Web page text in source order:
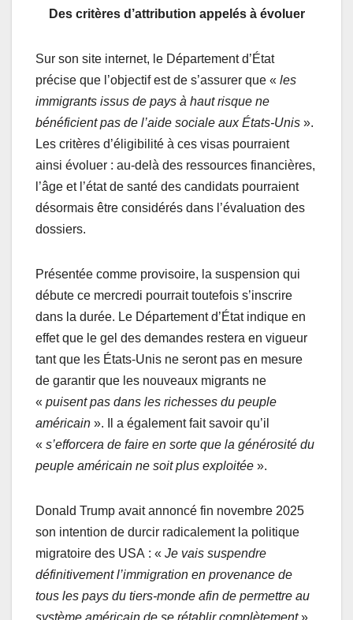
Des critères d’attribution appelés à évoluer
Sur son site internet, le Département d’État
précise que l’objectif est de s’assurer que « les
immigrants issus de pays à haut risque ne
bénéficient pas de l’aide sociale aux États-Unis ».
Les critères d’éligibilité à ces visas pourraient
ainsi évoluer : au-delà des ressources financières,
l’âge et l’état de santé des candidats pourraient
désormais être considérés dans l’évaluation des
dossiers.
Présentée comme provisoire, la suspension qui
débute ce mercredi pourrait toutefois s’inscrire
dans la durée. Le Département d’État indique en
effet que le gel des demandes restera en vigueur
tant que les États-Unis ne seront pas en mesure
de garantir que les nouveaux migrants ne
« puisent pas dans les richesses du peuple
américain ». Il a également fait savoir qu’il
« s’efforcera de faire en sorte que la générosité du
peuple américain ne soit plus exploitée ».
Donald Trump avait annoncé fin novembre 2025
son intention de durcir radicalement la politique
migratoire des USA : « Je vais suspendre
définitivement l’immigration en provenance de
tous les pays du tiers-monde afin de permettre au
système américain de se rétablir complètement»,